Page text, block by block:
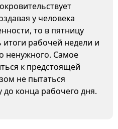
у человека
то в пятницу
рабочей недели и
ненужного. Самое
к предстоящей
не пытаться
конца рабочего дня.